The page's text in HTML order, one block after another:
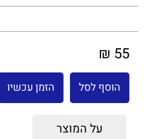
55 ₪
הוסף לסל הזמן עכשיו
על המוצר